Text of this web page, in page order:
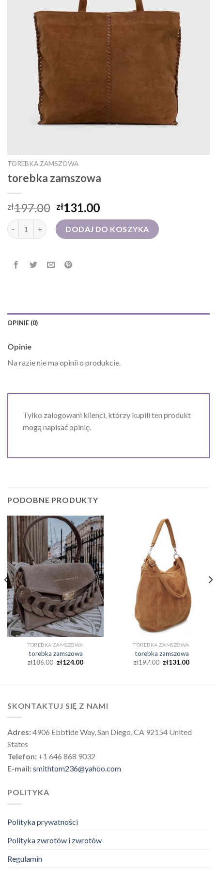
TOREBKA ZAMSZOWA
torebka zamszowa
zł197.00 zł131.00
ilość torebka zamszowaDODAJ DO KOSZYKA
OPINIE (0)
Opinie
Na razie nie ma opinii o produkcie.
Tylko zalogowani klienci, którzy kupili ten produkt
mogą napisać opinię.
PODOBNE PRODUKTY
TOREBKA ZAMSZOWA
torebka zamszowa
zł186.00 zł124.00
TOREBKA ZAMSZOWA
torebka zamszowa
zł197.00 zł131.00
SKONTAKTUJ SIĘ Z NAMI
Adres:4906 Ebbtide Way, San Diego, CA 92154 United
States
Telefon: +1 646 868 9032
E-mail:smithtom236@yahoo.com
POLITYKA
Polityka prywatności
Polityka zwrotów i zwrotów
Regulamin